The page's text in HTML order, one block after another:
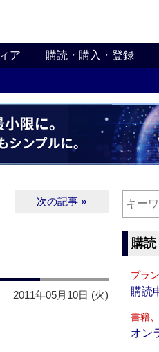
ア 購読・購入・登録
次の記事 »
2011年05月10日 (火)
購
プラ
購読
書籍
オン